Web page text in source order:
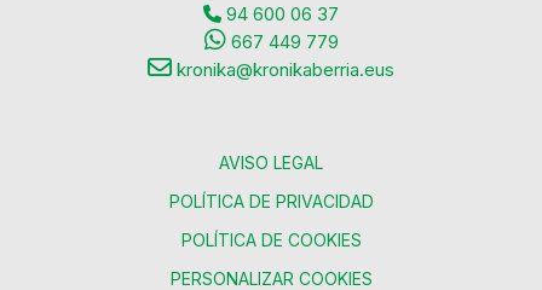
94 600 06 37
667 449 779
kronika@kronikaberria.eus
AVISO LEGAL
POLÍTICA DE PRIVACIDAD
POLÍTICA DE COOKIES
PERSONALIZAR COOKIES